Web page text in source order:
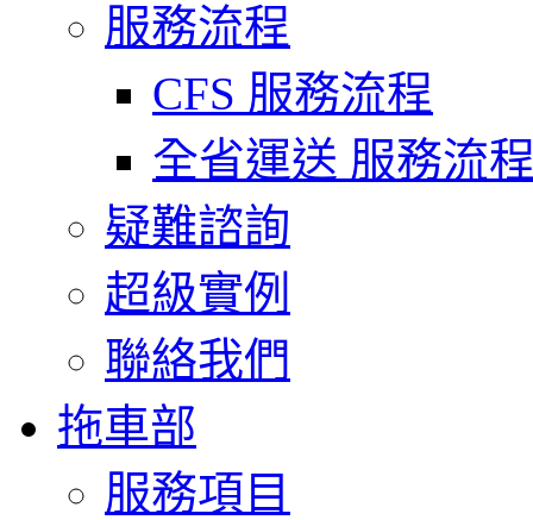
服務流程
CFS 服務流程
全省運送 服務流
疑難諮詢
超級實例
聯絡我們
拖車部
服務項目